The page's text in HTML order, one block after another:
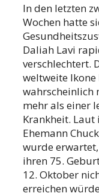
In den letzten
Wochen hatte
Daliah Lavi
verschlechtert.
weltweite
wahrscheinlich
mehr als einer
Krankheit. Laut
Ehemann
wurde
ihren 75.
12. Oktober
erreichen